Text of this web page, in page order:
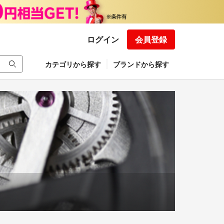
ログイン 会員登録
カテゴリから探す ブランドから探す